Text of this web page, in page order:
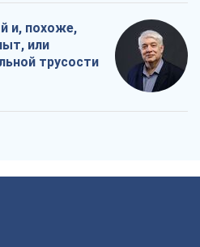
и, похоже,
или
трусости